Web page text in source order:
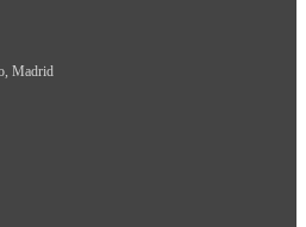
Madrid